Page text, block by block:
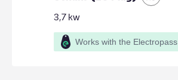
3,7 kw
Works with the Electropass